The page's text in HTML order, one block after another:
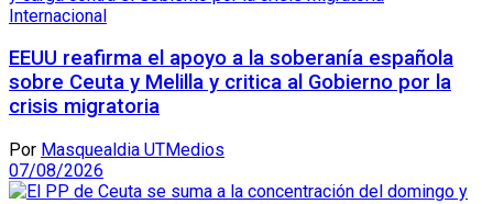
Internacional
EEUU reafirma el apoyo a la soberanía española
sobre Ceuta y Melilla y critica al Gobierno por la
crisis migratoria
Por Masquealdia UTMedios
07/08/2026